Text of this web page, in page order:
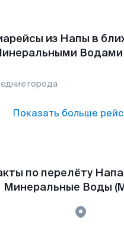
из Напы в
Водами
города
Показать больше
по перелёту Напа
Минеральные Воды